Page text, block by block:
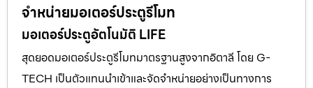
จำหน่ายมอเตอร์ประตูรีโมท
มอเตอร์ประตูอัตโนมัติ LIFE
สุดยอดมอเตอร์ประตูรีโมทมาตรฐานสูงจากอิตาลี โดย G-
TECH เป็นตัวแทนนำเข้าและจัดจำหน่ายอย่างเป็นทางการ